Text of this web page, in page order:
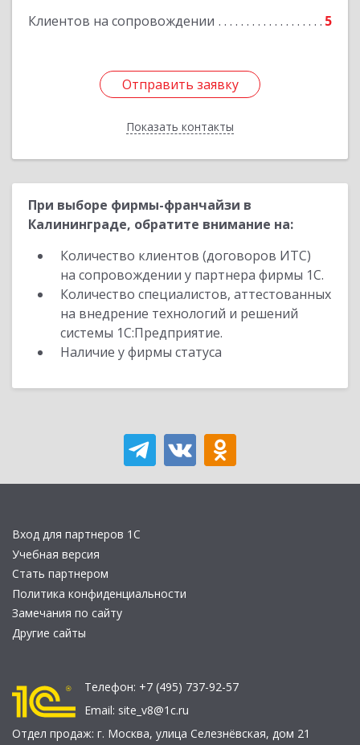
Клиентов на сопровождении 5
Отправить заявку
Показать контакты
Отправить заявку
Назад
При выборе фирмы-франчайзи в
Калининграде, обратите внимание на:
Количество клиентов (договоров ИТС)
на сопровождении у партнера фирмы 1С.
Количество специалистов, аттестованных
на внедрение технологий и решений
системы 1С:Предприятие.
Наличие у фирмы статуса
Вход для партнеров 1С
Учебная версия
Стать партнером
Политика конфиденциальности
Замечания по сайту
Другие сайты
Телефон: +7 (495) 737-92-57
Email: site_v8@1c.ru
Отдел продаж: г. Москва, улица Селезнёвская, дом 21